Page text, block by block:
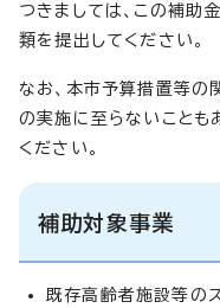
つきましては、この補助
類を提出してください。
なお、本市予算措置等の
の実施に至らないことも
ください。
補助対象事業
既存高齢者施設等の